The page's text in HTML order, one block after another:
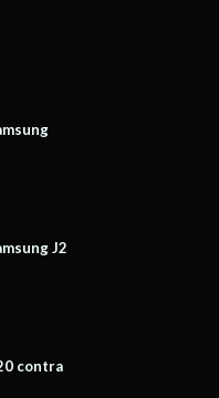
J2
contra